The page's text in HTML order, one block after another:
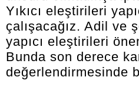
Yıkıcı eleştirileri
çalışacağız. Adil ve
yapıcı eleştirileri
Bunda son derece
değerlendirmesinde